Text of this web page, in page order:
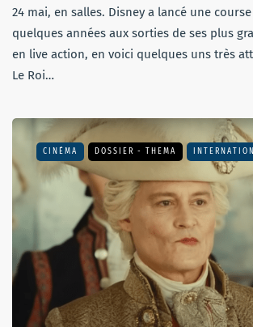
24 mai, en salles. Disney a lancé une
quelques années aux sorties de ses plus
en live action, en voici quelques uns très
Le Roi…
CINÉMA DOSSIER - THEMA